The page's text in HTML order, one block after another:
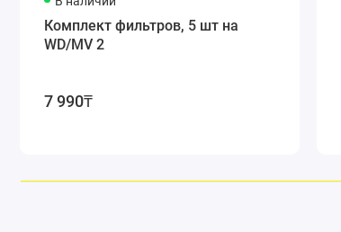
Комплект фильтров, 5 шт на
WD/MV 2
7 990₸